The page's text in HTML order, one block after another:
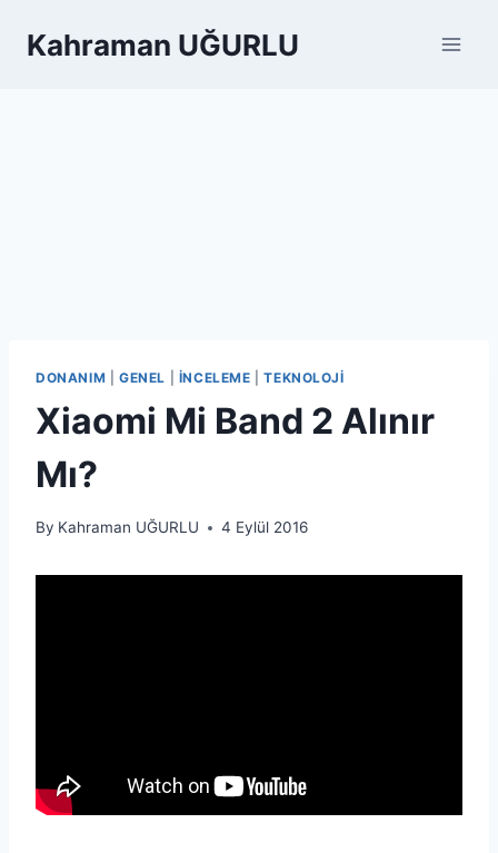
Kahraman UĞURLU
DONANIM GENEL İNCELEME |TEKNOLOJI
Xiaomi Mi Band 2 Alınır
Mı?
By Kahraman UĞURLU 4 Eylül 2016